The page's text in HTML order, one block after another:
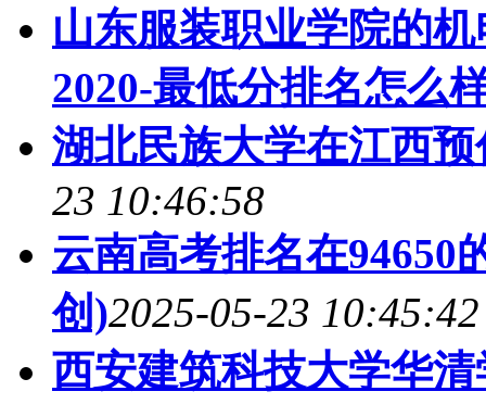
山东服装职业学院的
2020-最低分排名怎么
湖北民族大学在江西
23 10:46:58
云南高考排名在94650
创)2025-05-23 10:45:42
西安建筑科技大学华